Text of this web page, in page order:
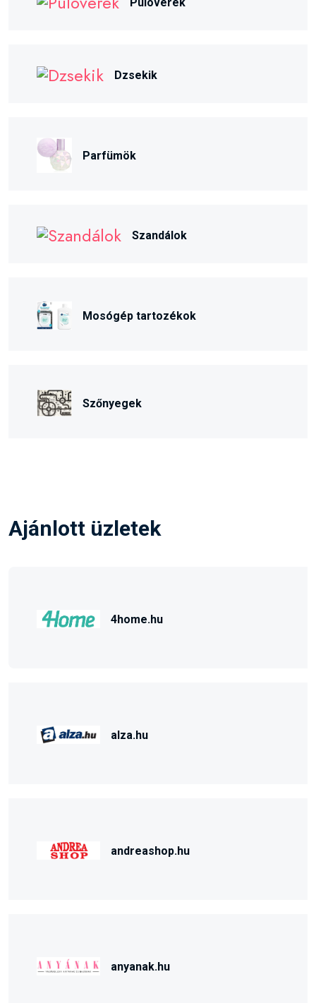
Dzsekik
Parfümök
Szandálok
Mosógép tartozékok
Szőnyegek
Ajánlott üzletek
4home.hu
alza.hu
andreashop.hu
anyanak.hu